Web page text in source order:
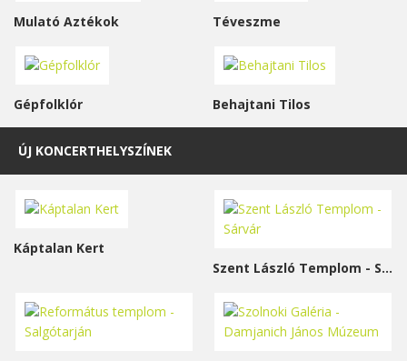
Mulató Aztékok Téveszme
Gépfolklór Behajtani Tilos
ÚJ KONCERTHELYSZÍNEK
Káptalan Kert
Szent László Templom - Sárvár